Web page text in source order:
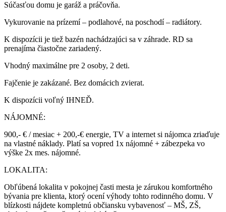
Súčasťou domu je garáž a práčovňa.
Vykurovanie na prízemí – podlahové, na poschodí – radiátory.
K dispozícii je tiež bazén nachádzajúci sa v záhrade. RD sa
prenajíma čiastočne zariadený.
Vhodný maximálne pre 2 osoby, 2 deti.
Fajčenie je zakázané. Bez domácich zvierat.
K dispozícii voľný IHNEĎ.
NÁJOMNÉ:
900,- € / mesiac + 200,-€ energie, TV a internet si nájomca zriaďuje
na vlastné náklady. Platí sa vopred 1x nájomné + zábezpeka vo
výške 2x mes. nájomné.
LOKALITA:
Obľúbená lokalita v pokojnej časti mesta je zárukou komfortného
bývania pre klienta, ktorý ocení výhody tohto rodinného domu. V
blízkosti nájdete kompletnú občiansku vybavenosť – MŠ, ZŠ,